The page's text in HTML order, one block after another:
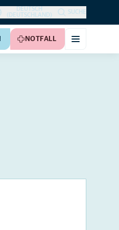
DEUTSCH
(DEUTSCHLAND)
SUCHE
NOTFALL